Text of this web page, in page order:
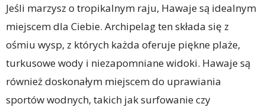
Jeśli marzysz o tropikalnym raju, Hawaje są idealnym
miejscem dla Ciebie. Archipelag ten składa się z
ośmiu wysp, z których każda oferuje piękne plaże,
turkusowe wody i niezapomniane widoki. Hawaje są
również doskonałym miejscem do uprawiania
sportów wodnych, takich jak surfowanie czy